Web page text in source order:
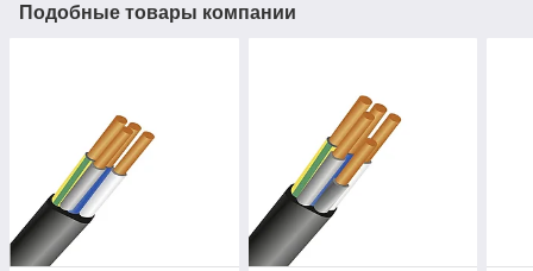
Подобные товары компании